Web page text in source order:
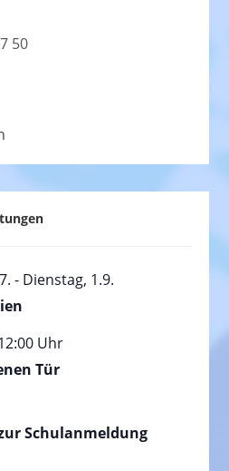
50
- Dienstag, 1.9.
Uhr
Tür
Schulanmeldung